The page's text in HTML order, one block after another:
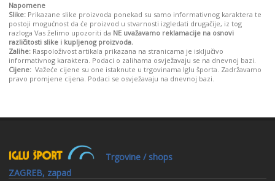
Napomene
Slike: Prikazane slike proizvoda ponekad su samo informativnog karaktera te
postoji mogućnost da će proizvod u stvarnosti izgledati drugačije, iz tog
razloga Vas želimo upozoriti da NE uvažavamo reklamacije na osnovi
različitosti slike i kupljenog proizvoda.
Zalihe: Raspoloživost artikala prikazana na stranicama je isključivo
informativnog karaktera. Podaci o zalihama osvježavaju se na dnevnoj bazi.
Cijene: Važeće cijene su one istaknute u trgovinama Iglu športa. Zadržavamo
pravo promjene cijena. Podaci se osvježavaju na dnevnoj bazi.
Trgovine / shops
ZAGREB, zapad